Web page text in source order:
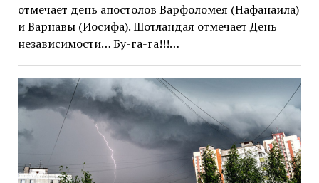
отмечает день апостолов Варфоломея (Нафанаила)
и Варнавы (Иосифа). Шотландая отмечает День
независимости… Бу-га-га!!!…